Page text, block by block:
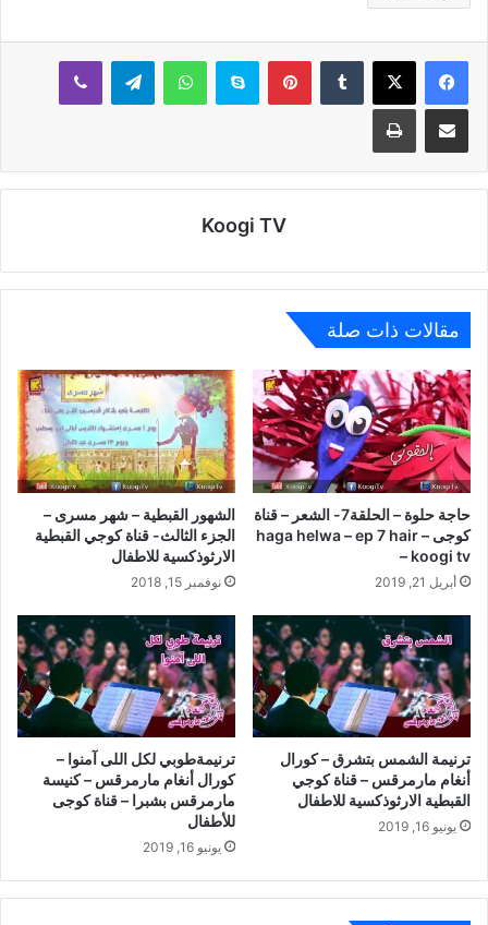
بينتيريستسكايب واتساب تيلقرام ڤايبر
مشاركة عبر البريد طباعة
Koogi TV
مقالات ذات صلة
حاجة حلوة – الحلقة7- الشعر – قناة
كوجى – haga helwa – ep 7 hair
– koogi tv
أبريل 21, 2019
الشهور القبطية – شهر مسرى –
الجزء الثالث- قناة كوجي القبطية
الارثوذكسية للاطفال
نوفمبر 15, 2018
ترنيمة الشمس بتشرق – كورال
أنغام مارمرقس – قناة كوجي
القبطية الارثوذكسية للاطفال
يونيو 16, 2019
ترنيمةطوبي لكل اللى آمنوا –
كورال أنغام مارمرقس – كنيسة
مارمرقس بشبرا – قناة كوجى
للأطفال
يونيو 16, 2019